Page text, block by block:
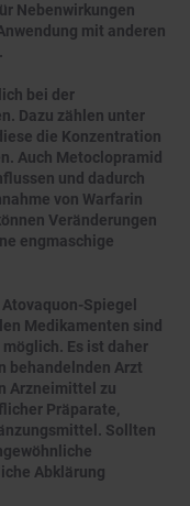
Nebenwirkungen
mit anderen
bei der
Dazu zählen unter
die Konzentration
Auch Metoclopramid
und dadurch
von Warfarin
Veränderungen
engmaschige
Spiegel
Medikamenten sind
Es ist daher
behandelnden Arzt
Arzneimittel zu
Präparate,
Sollten
Abklärung